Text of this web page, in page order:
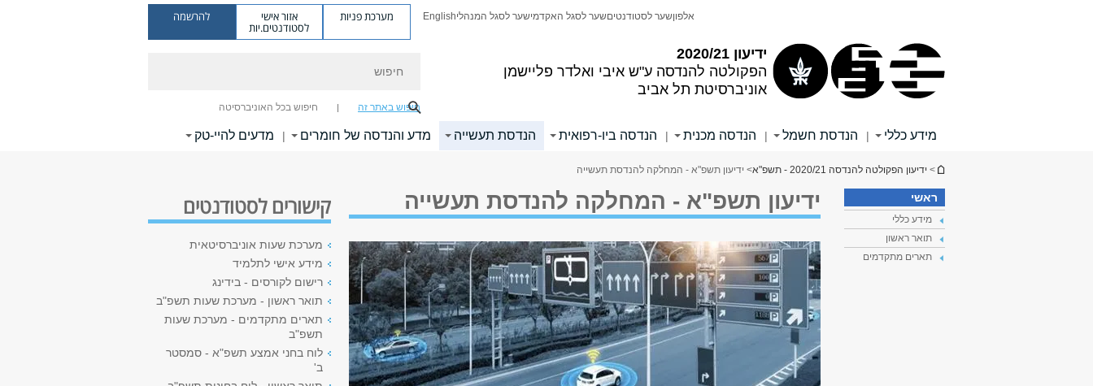
ידיעון 2020/21
הפקולטה להנדסה ע"ש איבי ואלדר פליישמן
אוניברסיטת תל אביב
אלפוןשער לסטודנטיםשער לסגל האקדמישער לסגל המנהליEnglish מערכת פניות אזור אישי
לסטודנטים.יות
להרשמה
חיפוש באתר זה חיפוש בכל האוניברסיטה
מידע כללי | הנדסת חשמל | הנדסה מכנית | הנדסה ביו-רפואית הנדסת תעשייה מדע והנדסה של חומרים | מדעים להיי-טק
הינך נמצא כאן
> ידיעון הפקולטה להנדסה 2020/21 - תשפ"א > ידיעון תשפ"א - המחלקה להנדסת תעשייה
ראשי
מידע כללי
תואר ראשון
תארים מתקדמים
ידיעון תשפ"א - המחלקה להנדסת תעשייה קישורים לסטודנטים
מערכת שעות אוניברסיטאית
מידע אישי לתלמיד
רישום לקורסים - בידינג
תואר ראשון - מערכת שעות תשפ"ב
תארים מתקדמים - מערכת שעות
תשפ"ב
לוח בחני אמצע תשפ"א - סמסטר
ב'